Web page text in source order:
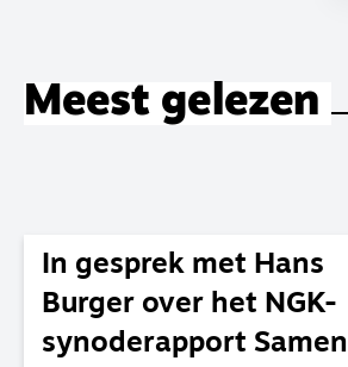
Meest gelezen
In gesprek met Hans
Burger over het NGK-
synoderapport Samen